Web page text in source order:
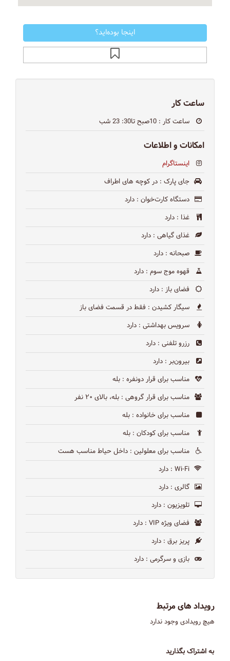
اینجا بوده‌اید؟
ساعت کار
ساعت کار : 10صبح تا30: 23 شب
امکانات و اطلاعات
اینستاگرام
جای پارک : در كوچه هاى اطراف
دستگاه کارت‌خوان : دارد
غذا : دارد
غذای گیاهی : دارد
صبحانه : دارد
قهوه موج سوم : دارد
فضای باز : دارد
سیگار کشیدن : فقط در قسمت فضای باز
سرویس بهداشتی : دارد
رزرو تلفنی : دارد
بیرون‌بر : دارد
مناسب برای قرار دونفره : بله
مناسب برای قرار گروهی : بله، بالای ۲۰ نفر
مناسب برای خانواده : بله
مناسب برای کودکان : بله
مناسب برای معلولین : داخل حیاط مناسب هست
Wi-Fi : دارد
گالری : دارد
تلویزیون : دارد
فضای ویژه VIP
: دارد
پریز برق : دارد
بازی و سرگرمی : دارد
رویداد های مرتبط
هیچ رویدادی وجود ندارد
به اشتراک بگذارید